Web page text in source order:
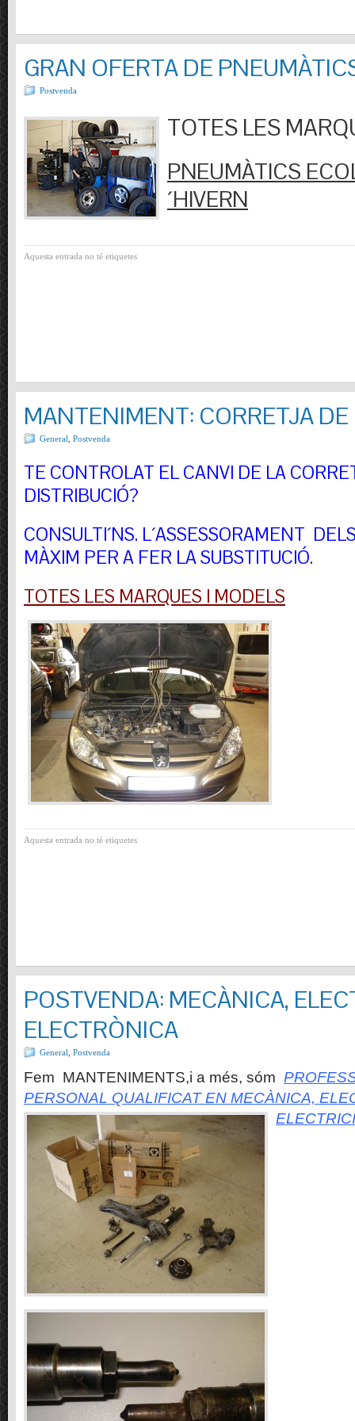
GRAN OFERTA DE
Postvenda
TOTES LES
PNEUMÀTICS
´HIVERN
Aquesta entrada no té etiquetes
MANTENIMENT: CORRETJA
General Postvenda
TE CONTROLAT EL CANVI DE LA
DISTRIBUCIÓ?
CONSULTI´NS. L´ASSESSORAMENT
MÀXIM PER A FER LA SUBSTITUCIÓ.
TOTES LES MARQUES I MODELS
Aquesta entrada no té etiquetes
POSTVENDA: MECÀNICA,
ELECTRÒNICA
General Postvenda
Fem MANTENIMENTS,i a més, sóm
PERSONAL QUALIFICAT EN MECÀNICA,